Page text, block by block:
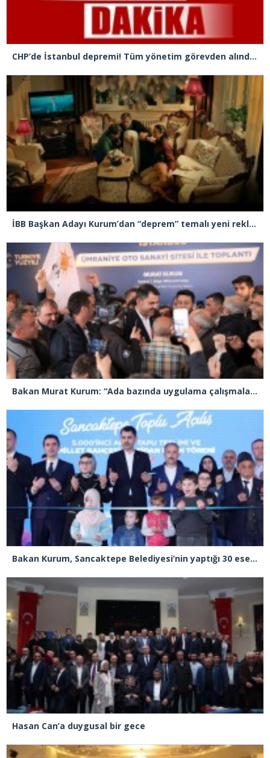
CHP’de İstanbul depremi! Tüm yönetim görevden alındı, Gürsel Tekin İl Başkanı oldu
İBB Başkan Adayı Kurum’dan “deprem” temalı yeni reklam filmi
Bakan Murat Kurum: “Ada bazında uygulama çalışmalarına başladık”
Bakan Kurum, Sancaktepe Belediyesi’nin yaptığı 30 eserin açılışını yaptı
Hasan Can’a duygusal bir gece